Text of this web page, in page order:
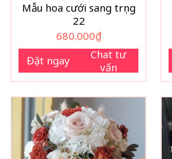
Mẫu hoa cưới sang trọng
22
680.000₫
Đặt ngay
Chat tư
vấn